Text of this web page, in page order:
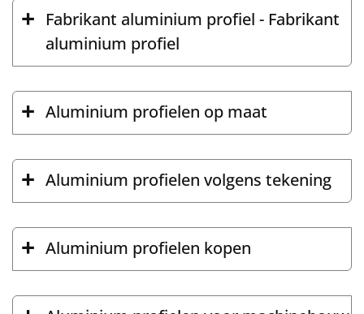
Fabrikant aluminium profiel - Fabrikant
aluminium profiel
Aluminium profielen op maat
Aluminium profielen volgens tekening
Aluminium profielen kopen